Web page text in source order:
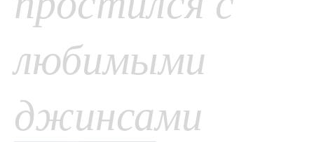
любимыми
джинсами